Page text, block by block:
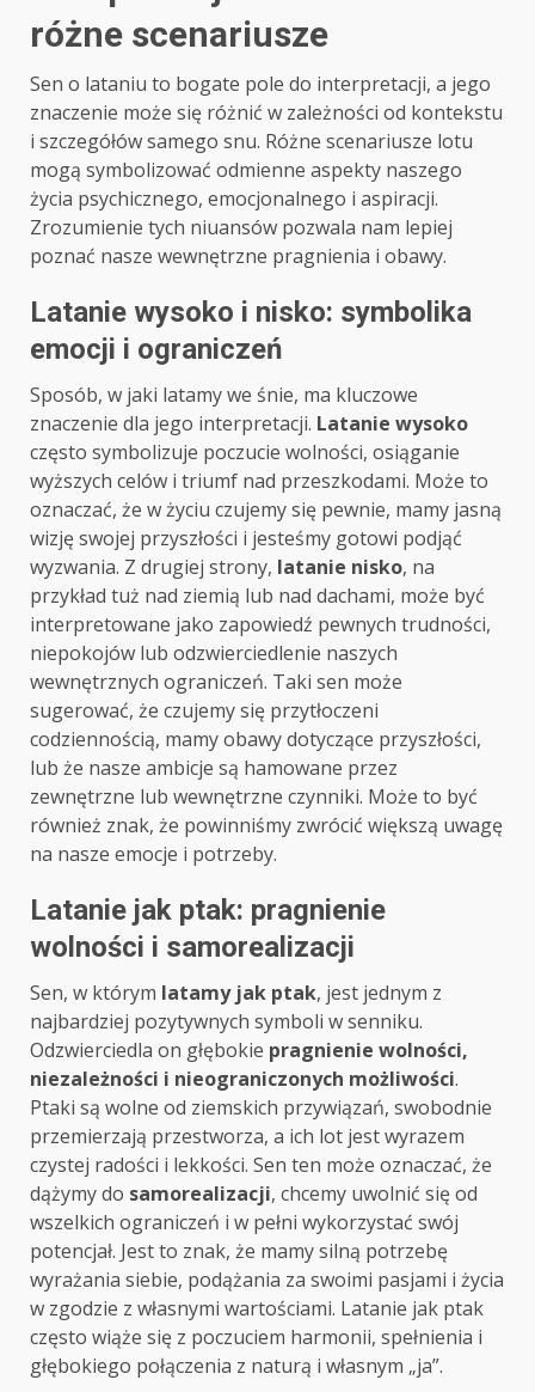
różne scenariusze
Sen o lataniu to bogate pole do interpretacji, a jego
znaczenie może się różnić w zależności od kontekstu
i szczegółów samego snu. Różne scenariusze lotu
mogą symbolizować odmienne aspekty naszego
życia psychicznego, emocjonalnego i aspiracji.
Zrozumienie tych niuansów pozwala nam lepiej
poznać nasze wewnętrzne pragnienia i obawy.
Latanie wysoko i nisko: symbolika
emocji i ograniczeń
Sposób, w jaki latamy we śnie, ma kluczowe
znaczenie dla jego interpretacji. Latanie wysoko
często symbolizuje poczucie wolności, osiąganie
wyższych celów i triumf nad przeszkodami. Może to
oznaczać, że w życiu czujemy się pewnie, mamy jasną
wizję swojej przyszłości i jesteśmy gotowi podjąć
wyzwania. Z drugiej strony, latanie nisko, na
przykład tuż nad ziemią lub nad dachami, może być
interpretowane jako zapowiedź pewnych trudności,
niepokojów lub odzwierciedlenie naszych
wewnętrznych ograniczeń. Taki sen może
sugerować, że czujemy się przytłoczeni
codziennością, mamy obawy dotyczące przyszłości,
lub że nasze ambicje są hamowane przez
zewnętrzne lub wewnętrzne czynniki. Może to być
również znak, że powinniśmy zwrócić większą uwagę
na nasze emocje i potrzeby.
Latanie jak ptak: pragnienie
wolności i samorealizacji
Sen, w którym latamy jak ptak, jest jednym z
najbardziej pozytywnych symboli w senniku.
Odzwierciedla on głębokie pragnienie wolności,
niezależności i nieograniczonych możliwości.
Ptaki są wolne od ziemskich przywiązań, swobodnie
przemierzają przestworza, a ich lot jest wyrazem
czystej radości i lekkości. Sen ten może oznaczać, że
dążymy do samorealizacji, chcemy uwolnić się od
wszelkich ograniczeń i w pełni wykorzystać swój
potencjał. Jest to znak, że mamy silną potrzebę
wyrażania siebie, podążania za swoimi pasjami i życia
w zgodzie z własnymi wartościami. Latanie jak ptak
często wiąże się z poczuciem harmonii, spełnienia i
głębokiego połączenia z naturą i własnym „ja”.